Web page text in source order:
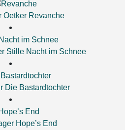
Oetker Revanche
Stille Nacht im Schnee
Die Bastardtochter
Hope’s End